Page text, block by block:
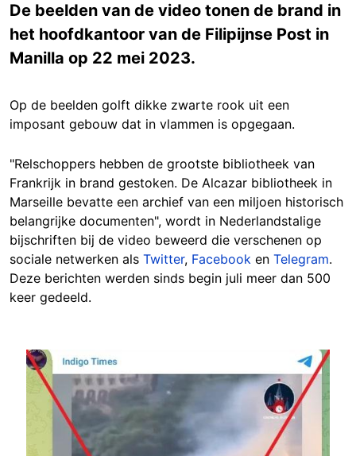
De beelden van de video tonen de brand in
het hoofdkantoor van de Filipijnse Post in
Manilla op 22 mei 2023.
Op de beelden golft dikke zwarte rook uit een
imposant gebouw dat in vlammen is opgegaan.
"Relschoppers hebben de grootste bibliotheek van
Frankrijk in brand gestoken. De Alcazar bibliotheek in
Marseille bevatte een archief van een miljoen historisch
belangrijke documenten", wordt in Nederlandstalige
bijschriften bij de video beweerd die verschenen op
sociale netwerken als Twitter, Facebook en Telegram.
Deze berichten werden sinds begin juli meer dan 500
keer gedeeld.
Image